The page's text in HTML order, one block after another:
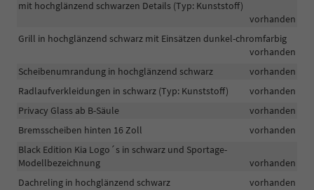
mit hochglänzend schwarzen Details (Typ: Kunststoff)
vorhanden
Grill in hochglänzend schwarz mit Einsätzen dunkel-chromfarbig
vorhanden
Scheibenumrandung in hochglänzend schwarz
vorhanden
Radlaufverkleidungen in schwarz (Typ: Kunststoff)
vorhanden
Privacy Glass ab B-Säule
vorhanden
Bremsscheiben hinten 16 Zoll
vorhanden
Black Edition Kia Logo´s in schwarz und Sportage-
Modellbezeichnung
vorhanden
Dachreling in hochglänzend schwarz
vorhanden